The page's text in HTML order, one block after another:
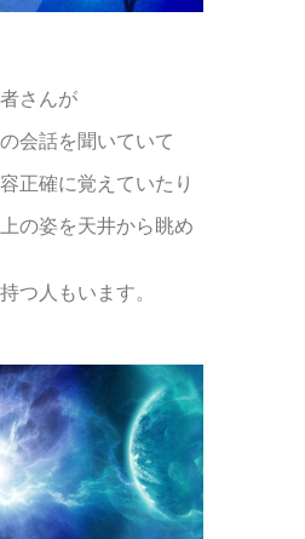
さんが
会話を聞いていて
正確に覚えていたり
の姿を天井から眺め
つ人もいます。